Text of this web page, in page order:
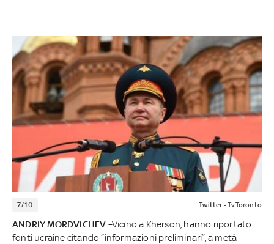
7/10 Twitter - TvToronto
ANDRIY MORDVICHEV –Vicino a Kherson, hanno riportato
fonti ucraine citando “informazioni preliminari”, a metà